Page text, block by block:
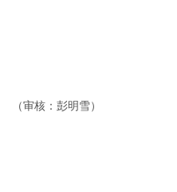
（审核：彭明雪）